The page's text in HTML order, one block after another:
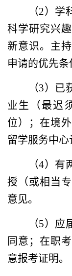
（2）学
科学研究兴
新意识。主
申请的优先条
（3）已
业生（最迟
位）；在境
留学服务中心
（4）有
授（或相当
意见。
（5）应
同意；在职
意报考证明。